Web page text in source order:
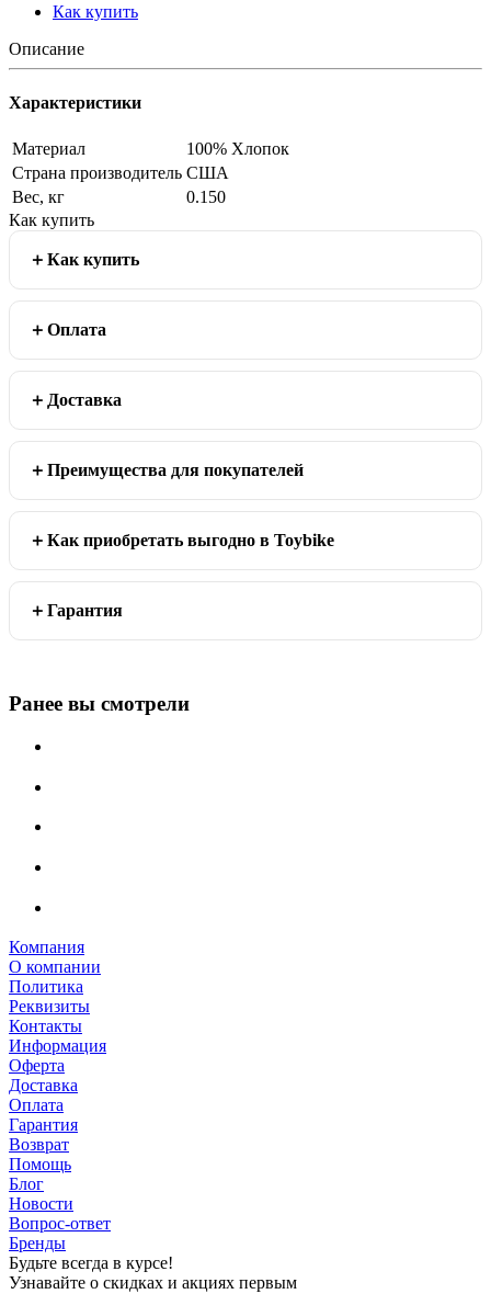
Как купить
Описание
Характеристики
Материал
100% Хлопок
Страна производитель США
Вес, кг
0.150
Как купить
Как купить
Оплата
Доставка
Преимущества для покупателей
Как приобретать выгодно в Toybike
Гарантия
Ранее вы смотрели
Компания
О компании
Политика
Реквизиты
Контакты
Информация
Оферта
Доставка
Оплата
Гарантия
Возврат
Помощь
Блог
Новости
Вопрос-ответ
Бренды
Будьте всегда в курсе!
Узнавайте о скидках и акциях первым